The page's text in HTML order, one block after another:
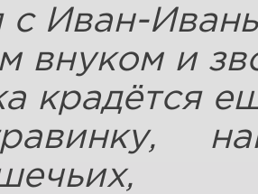
с Иван-
внуком и
крадётся